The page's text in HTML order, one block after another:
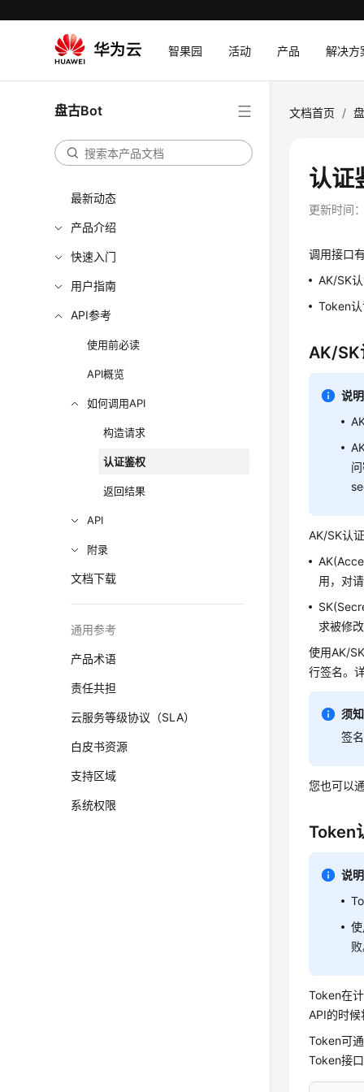
智果园 活动 产品 解决方
盘古Bot
最新动态
产品介绍
快速入门
用户指南
API参考
使用前必读
API概览
如何调用API
构造请求
认证鉴权
返回结果
API
附录
文档下载
通用参考
产品术语
责任共担
云服务等级协议（SLA）
白皮书资源
支持区域
系统权限
文档首页 /
认证
更新时间
调用接口
AK/SK
Token
AK/SK
说
AK/SK认
用，对
求被修
使用AK/
行签名。
须
签
您也可以
Token
说
Token在
API的时
Token可
Token接